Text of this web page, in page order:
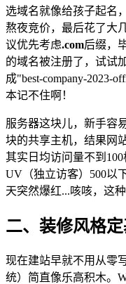
选域名就像给孩子起名
熬夜竞价，最后花了大
议优先考虑.com后缀，
的域名被注册了，试试
成"best-company-
本记不住啊！
服务器这块儿，新手容
块的共享主机，结果网
其实日均访问量不到
UV（独立访客）500以
天突然爆红...咳咳，这
二、装修风格
现在建站早就不用从零
统）简直像乐高积木。